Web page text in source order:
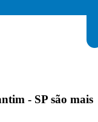
- SP são mais